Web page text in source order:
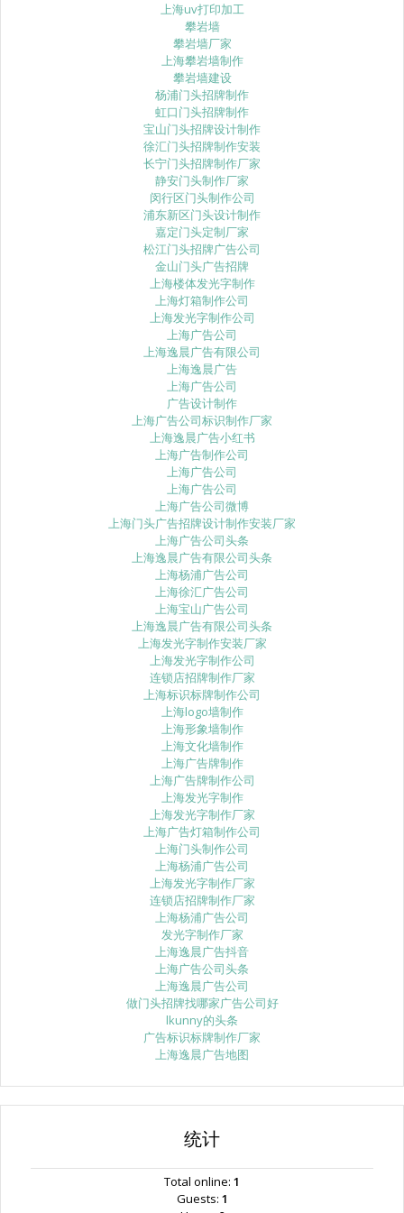
上海uv打印加工
攀岩墙
攀岩墙厂家
上海攀岩墙制作
攀岩墙建设
杨浦门头招牌制作
虹口门头招牌制作
宝山门头招牌设计制作
徐汇门头招牌制作安装
长宁门头招牌制作厂家
静安门头制作厂家
闵行区门头制作公司
浦东新区门头设计制作
嘉定门头定制厂家
松江门头招牌广告公司
金山门头广告招牌
上海楼体发光字制作
上海灯箱制作公司
上海发光字制作公司
上海广告公司
上海逸晨广告有限公司
上海逸晨广告
上海广告公司
广告设计制作
上海广告公司标识制作厂家
上海逸晨广告小红书
上海广告制作公司
上海广告公司
上海广告公司
上海广告公司微博
上海门头广告招牌设计制作安装厂家
上海广告公司头条
上海逸晨广告有限公司头条
上海杨浦广告公司
上海徐汇广告公司
上海宝山广告公司
上海逸晨广告有限公司头条
上海发光字制作安装厂家
上海发光字制作公司
连锁店招牌制作厂家
上海标识标牌制作公司
上海logo墙制作
上海形象墙制作
上海文化墙制作
上海广告牌制作
上海广告牌制作公司
上海发光字制作
上海发光字制作厂家
上海广告灯箱制作公司
上海门头制作公司
上海杨浦广告公司
上海发光字制作厂家
连锁店招牌制作厂家
上海杨浦广告公司
发光字制作厂家
上海逸晨广告抖音
上海广告公司头条
上海逸晨广告公司
做门头招牌找哪家广告公司好
lkunny的头条
广告标识标牌制作厂家
上海逸晨广告地图
统计
Total online: 1
Guests: 1